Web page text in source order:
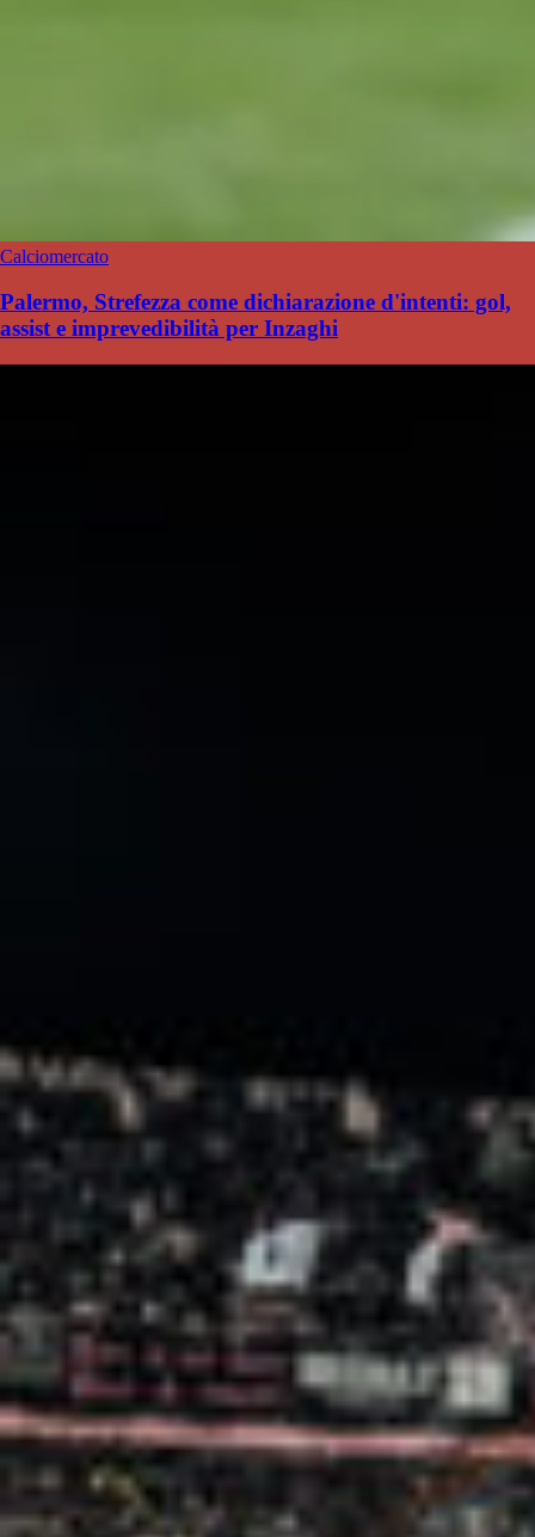
Calciomercato
Palermo, Strefezza come dichiarazione d'intenti: gol,
assist e imprevedibilità per Inzaghi